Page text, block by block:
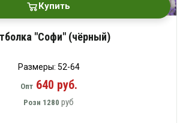
Купить
"Софи" (чёрный)
Размеры: 52-64
Опт640 руб.
Розн 1280 руб